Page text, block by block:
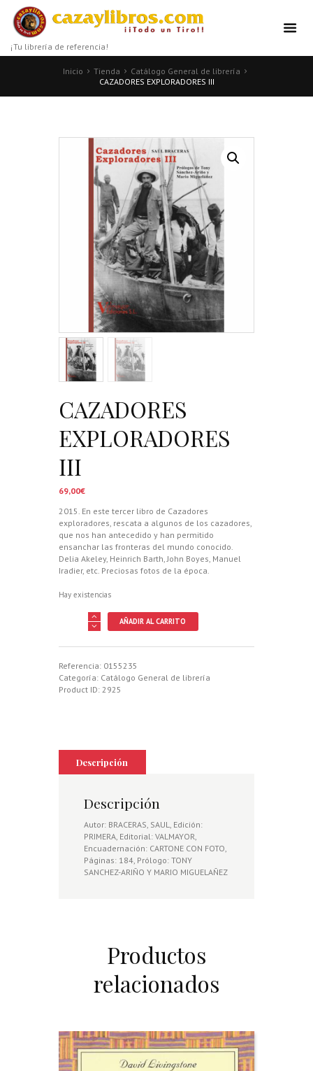
¡Tu librería de referencia!
Inicio Tienda
Catálogo General de librería
CAZADORES EXPLORADORES III
CAZADORES
EXPLORADORES
III
69,00€
2015. En este tercer libro de Cazadores
exploradores, rescata a algunos de los cazadores,
que nos han antecedido y han permitido
ensanchar las fronteras del mundo conocido.
Delia Akeley, Heinrich Barth, John Boyes, Manuel
Iradier, etc. Preciosas fotos de la época.
Hay existencias
CAZADORES
EXPLORADORES
AÑADIR AL CARRITO
Referencia: 0155235
Categoría: Catálogo General de librería
Product ID: 2925
Descripción
Descripción
Autor: BRACERAS, SAUL, Edición:
PRIMERA, Editorial: VALMAYOR,
Encuadernación: CARTONE CON FOTO,
Páginas: 184, Prólogo: TONY
SANCHEZ-ARIÑO Y MARIO MIGUELAÑEZ
Productos
relacionados